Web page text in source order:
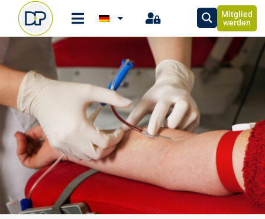
Mitglied
werden